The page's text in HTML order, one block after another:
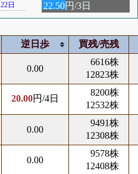
日 22.50円/3日
逆日歩 買残/売残
0.00
6616株
12823株
20.00円/4日
8200株
12532株
0.00
9491株
12308株
0.00
9578株
12408株